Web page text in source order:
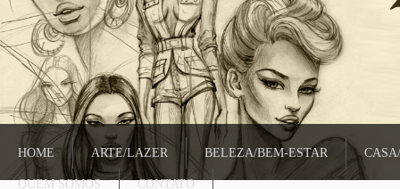
HOME ARTE/LAZER BELEZA/BEM-ESTAR
QUEM SOMOS CONTATO